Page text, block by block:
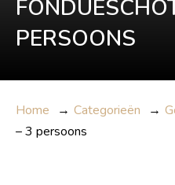
PERSOONS
Home → Categorieën →
– 3 persoons